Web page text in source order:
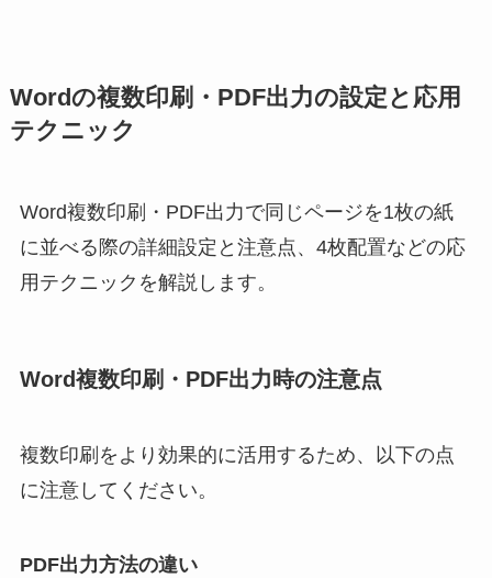
Wordの複数印刷・PDF出力の設定と応用
テクニック
Word複数印刷・PDF出力で同じページを1枚の紙
に並べる際の詳細設定と注意点、4枚配置などの応
用テクニックを解説します。
Word複数印刷・PDF出力時の注意点
複数印刷をより効果的に活用するため、以下の点
に注意してください。
PDF出力方法の違い